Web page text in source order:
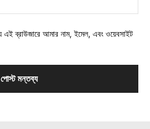
ব্রাউজারে আমার নাম, ইমেল, এবং ওয়েবসাইট